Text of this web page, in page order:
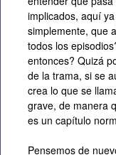
implicados, aquí
simplemente, que
todos los
entonces? Quizá
de la trama, si se
crea lo que se
grave, de manera
es un capítulo
Pensemos de